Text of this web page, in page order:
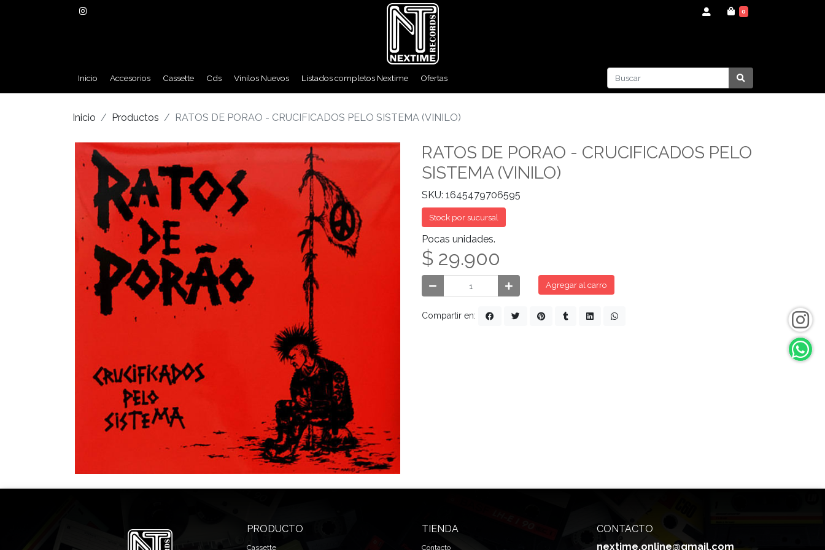
0
Inicio Accesorios Cassette Cds Vinilos Nuevos Listados completos Nextime Ofertas
Inicio Productos RATOS DE PORAO - CRUCIFICADOS PELO SISTEMA (VINILO)
RATOS DE PORAO - CRUCIFICADOS PELO
SISTEMA (VINILO)
SKU: 1645479706595
Stock por sucursal
Pocas unidades.
$ 29.900
Agregar al carro
Compartir en:
PRODUCTO
Cassette
TIENDA
Contacto
CONTACTO
nextime.online@gmail.com